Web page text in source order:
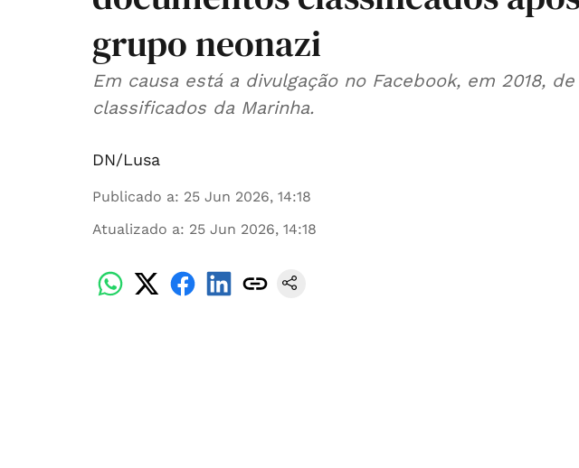
grupo neonazi
Em causa está a divulgação no Facebook, em 2018,
classificados da Marinha.
DN/Lusa
Publicado a: 25 Jun 2026, 14:18
Atualizado a: 25 Jun 2026, 14:18